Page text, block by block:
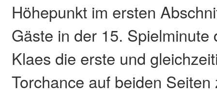
Höhepunkt im ersten
Gäste in der 15. Spielminute
Klaes die erste und
Torchance auf beiden Seiten